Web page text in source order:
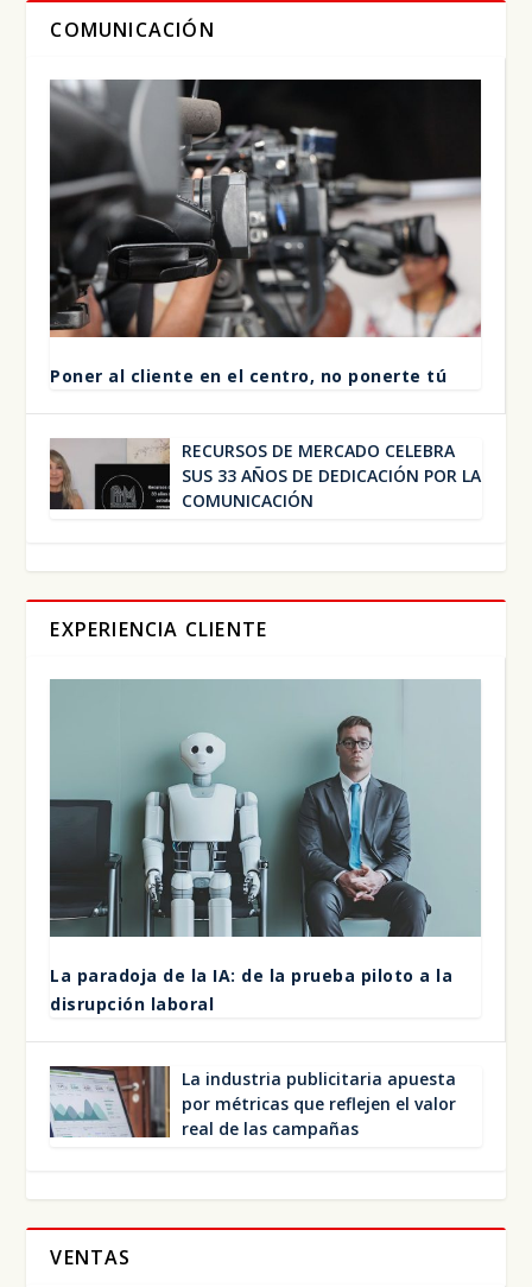
COMUNICACIÓN
Poner al clien­te en el cen­tro, no poner­te tú
RECUR­SOS DE MER­CA­DO CELE­BRA
SUS 33 AÑOS DE DEDI­CA­CIÓN POR LA
COMU­NI­CA­CIÓN
EXPERIENCIA CLIENTE
La para­do­ja de la IA: de la prue­ba pilo­to a la
dis­rup­ción labo­ral
La indus­tria publi­ci­ta­ria apues­ta
por métri­cas que refle­jen el valor
real de las cam­pa­ñas
VENTAS